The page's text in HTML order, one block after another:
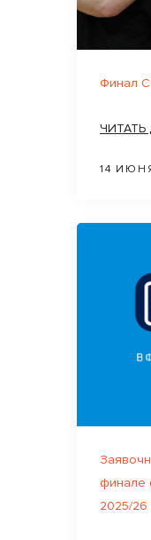
Финал
ЧИТАТЬ
14
финале
2025/26